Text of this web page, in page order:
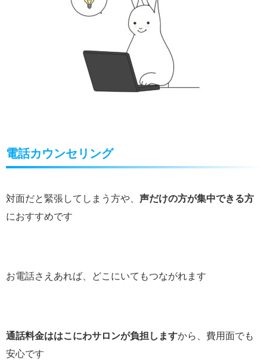
電話カウンセリング
対面だと緊張してしまう方や、 声だけの方が集中できる方
におすすめです
お電話さえあれば、どこにいてもつながれます
通話料金ははこにわサロンが負担しますから、費用面でも
安心です